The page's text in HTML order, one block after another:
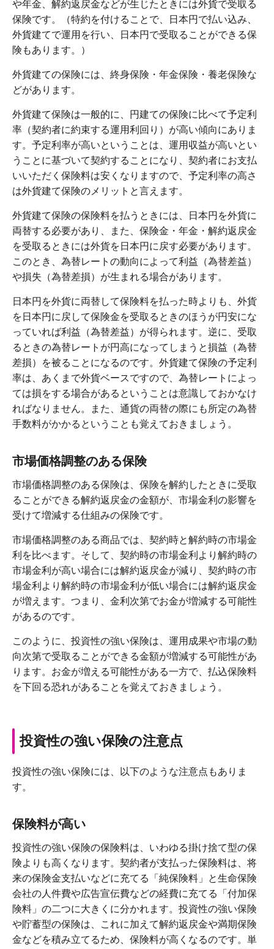
や年金、解約返戻金などが生じたときには外貨で受取る
保険です。（特約を付けることで、日本円で払い込み、
外貨建てで運用を行い、日本円で受取ることができる保
険もあります。）
外貨建ての保険には、終身保険・年金保険・養老保険な
どがあります。
外貨建て保険は一般的に、円建ての保険に比べて予定利
率（契約者に約束する運用利回り）が高い傾向にありま
す。予定利率が高いということは、運用収益が高いとい
うことに基づいて契約することになり、契約者にお支払
いいただく保険料は安くなりますので、予定利率の高さ
は外貨建て保険のメリットと言えます。
外貨建て保険の保険料を払うときには、日本円を外貨に
両替する必要があり、また、保険金・年金・解約返戻金
を受取るときには外貨を日本円に戻す必要があります。
このとき、為替レートの動向によって利益（為替差益）
や損失（為替差損）が生まれる場合があります。
日本円を外貨に両替して保険料を払った時よりも、外貨
を日本円に戻して保険金を受取るときのほうが円安にな
っていれば利益（為替差益）が得られます。逆に、受取
るときの為替レートが円高になってしまうと損益（為替
差損）を被ることになるのです。外貨建て保険の予定利
率は、あくまで外貨ベースですので、為替レートによっ
ては損をする場合があるということは意識しておかなけ
ればなりません。また、通貨の両替の際にも所定の為替
手数料がかかるということも覚えておきましょう。
市場価格調整のある保険
市場価格調整のある保険は、保険を解約したときに受取
ることができる解約返戻金の金額が、市場金利の影響を
受けて増減する仕組みの保険です。
市場価格調整のある商品では、契約時と解約時の市場金
利を比べます。そして、契約時の市場金利より解約時の
市場金利が高い場合には解約返戻金が減り、契約時の市
場金利より解約時の市場金利が低い場合には解約返戻金
が増えます。つまり、金利次第でお金が増減する可能性
があるのです。
このように、投資性の強い保険は、運用成果や市場の動
向次第で受取ることができる金額が増減する可能性があ
ります。お金が増える可能性がある一方で、払込保険料
を下回る恐れがあることを覚えておきましょう。
投資性の強い保険の注意点
投資性の強い保険には、以下のような注意点もありま
す。
保険料が高い
投資性の強い保険の保険料は、いわゆる掛け捨て型の保
険よりも高くなります。契約者が支払った保険料は、将
来の保険金支払いなどに充てる「純保険料」と生命保険
会社の人件費や広告宣伝費などの経費に充てる「付加保
険料」の二つに大きくに分かれます。投資性の強い保険
や貯蓄型の保険は、これに加えて解約返戻金や満期保険
金などを積み立てるため、保険料が高くなるのです。単